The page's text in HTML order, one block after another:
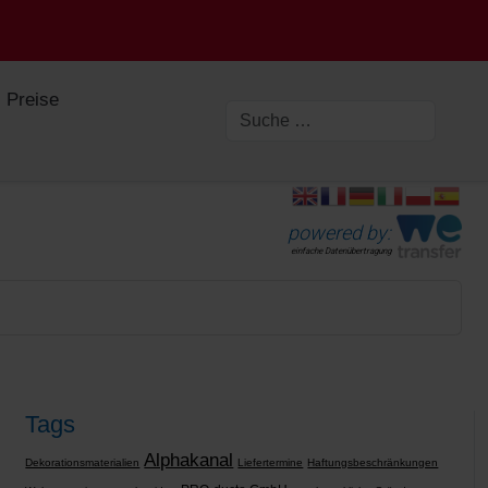
Preise
powered by:
einfache Datenübertragung
Tags
Dekorationsmaterialien Alphakanal Liefertermine Haftungsbeschränkungen